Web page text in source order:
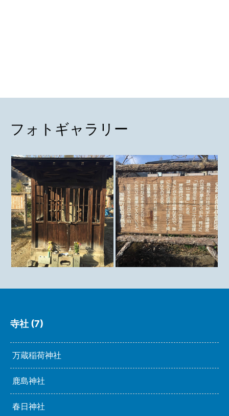
フォトギャラリー
寺社 (7)
万蔵稲荷神社
鹿島神社
春日神社